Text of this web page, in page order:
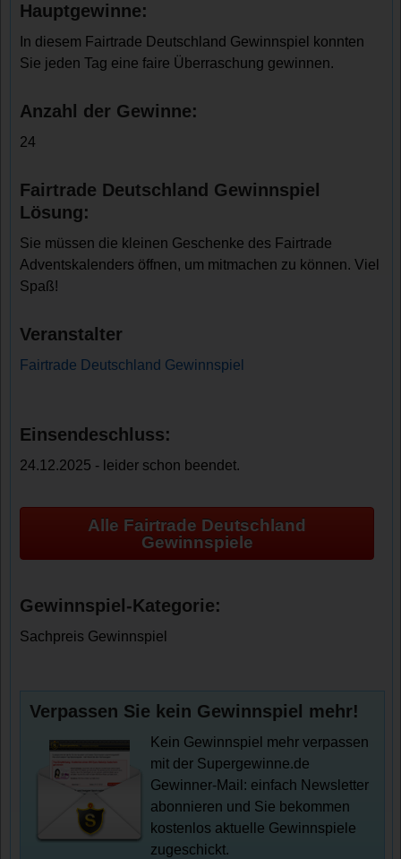
Hauptgewinne:
In diesem Fairtrade Deutschland Gewinnspiel konnten
Sie jeden Tag eine faire Überraschung gewinnen.
Anzahl der Gewinne:
24
Fairtrade Deutschland Gewinnspiel
Lösung:
Sie müssen die kleinen Geschenke des Fairtrade
Adventskalenders öffnen, um mitmachen zu können. Viel
Spaß!
Veranstalter
Fairtrade Deutschland Gewinnspiel
Einsendeschluss:
24.12.2025 - leider schon beendet.
Alle Fairtrade Deutschland
Gewinnspiele
Gewinnspiel-Kategorie:
Sachpreis Gewinnspiel
Verpassen Sie kein Gewinnspiel mehr!
Kein Gewinnspiel mehr verpassen
mit der Supergewinne.de
Gewinner-Mail: einfach Newsletter
abonnieren und Sie bekommen
kostenlos aktuelle Gewinnspiele
zugeschickt.